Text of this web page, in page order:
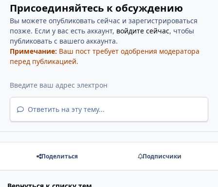
Присоединяйтесь к обсуждению
Вы можете опубликовать сейчас и зарегистрироваться
позже. Если у вас есть аккаунт, войдите сейчас, чтобы
публиковать с вашего аккаунта.
Примечание: Ваш пост требует одобрения модератора
перед публикацией.
Ответить на эту тему...
Поделиться Подписчики